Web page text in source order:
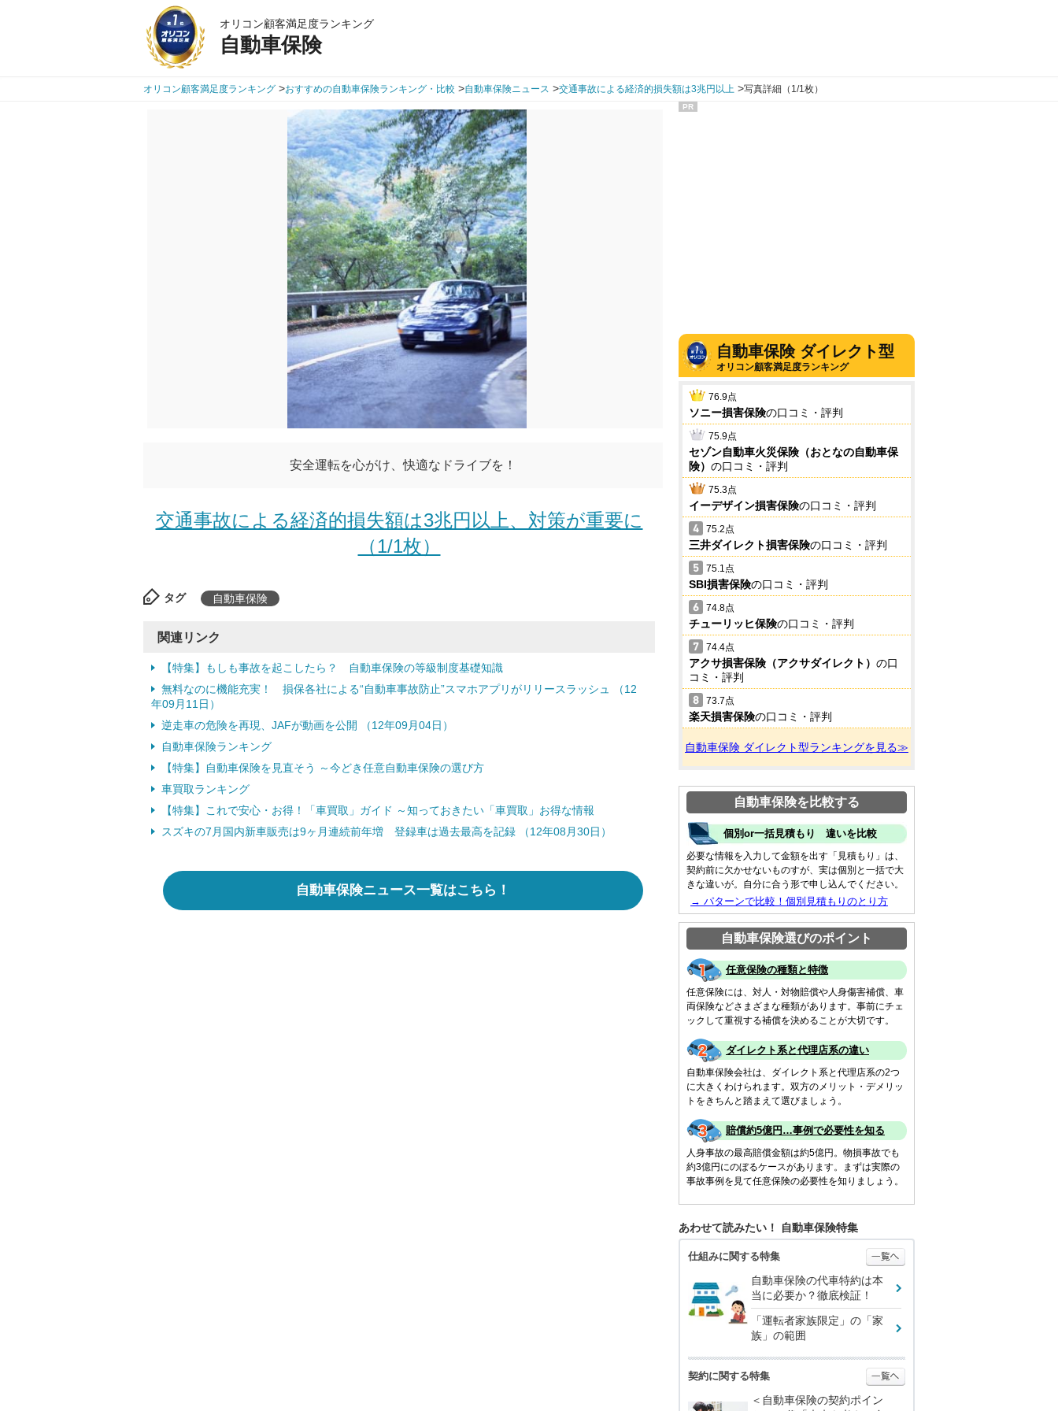
オリコン顧客満足度ランキング
自動車保険
オリコン顧客満足度ランキング >おすすめの自動車保険ランキング・比較 >自動車保険ニュース >交通事故による経済的損失額は3兆円以上 >写真詳細（1/1枚）
安全運転を心がけ、快適なドライブを！
交通事故による経済的損失額は3兆円以上、対策が重要に
（1/1枚）
タグ 自動車保険
関連リンク
【特集】もしも事故を起こしたら？ 自動車保険の等級制度基礎知識
無料なのに機能充実！ 損保各社による“自動車事故防止”スマホアプリがリリースラッシュ （12
年09月11日）
逆走車の危険を再現、JAFが動画を公開 （12年09月04日）
自動車保険ランキング
【特集】自動車保険を見直そう ～今どき任意自動車保険の選び方
車買取ランキング
【特集】これで安心・お得！「車買取」ガイド ～知っておきたい「車買取」お得な情報
スズキの7月国内新車販売は9ヶ月連続前年増 登録車は過去最高を記録 （12年08月30日）
自動車保険ニュース一覧はこちら！
PR
自動車保険 ダイレクト型
オリコン顧客満足度ランキング
76.9点
ソニー損害保険の口コミ・評判
75.9点
セゾン自動車火災保険（おとなの自動車保
険） の口コミ・評判
75.3点
イーデザイン損害保険の口コミ・評判
75.2点
三井ダイレクト損害保険の口コミ・評判
75.1点
SBI損害保険の口コミ・評判
74.8点
チューリッヒ保険の口コミ・評判
74.4点
アクサ損害保険（アクサダイレクト） の口
コミ・評判
73.7点
楽天損害保険の口コミ・評判
自動車保険 ダイレクト型ランキングを見る≫
自動車保険を比較する
個別or一括見積もり 違いを比較
必要な情報を入力して金額を出す「見積もり」は、
契約前に欠かせないものすが、実は個別と一括で大
きな違いが。自分に合う形で申し込んでください。
→ パターンで比較！個別見積もりのとり方
自動車保険選びのポイント
任意保険の種類と特徴
任意保険には、対人・対物賠償や人身傷害補償、車
両保険などさまざまな種類があります。事前にチェ
ックして重視する補償を決めることが大切です。
ダイレクト系と代理店系の違い
自動車保険会社は、ダイレクト系と代理店系の2つ
に大きくわけられます。双方のメリット・デメリッ
トをきちんと踏まえて選びましょう。
賠償約5億円…事例で必要性を知る
人身事故の最高賠償金額は約5億円。物損事故でも
約3億円にのぼるケースがあります。まずは実際の
事故事例を見て任意保険の必要性を知りましょう。
あわせて読みたい！ 自動車保険特集
仕組みに関する特集
自動車保険の代車特約は本
当に必要か？徹底検証！
「運転者家族限定」の「家
族」の範囲
契約に関する特集
＜自動車保険の契約ポイン